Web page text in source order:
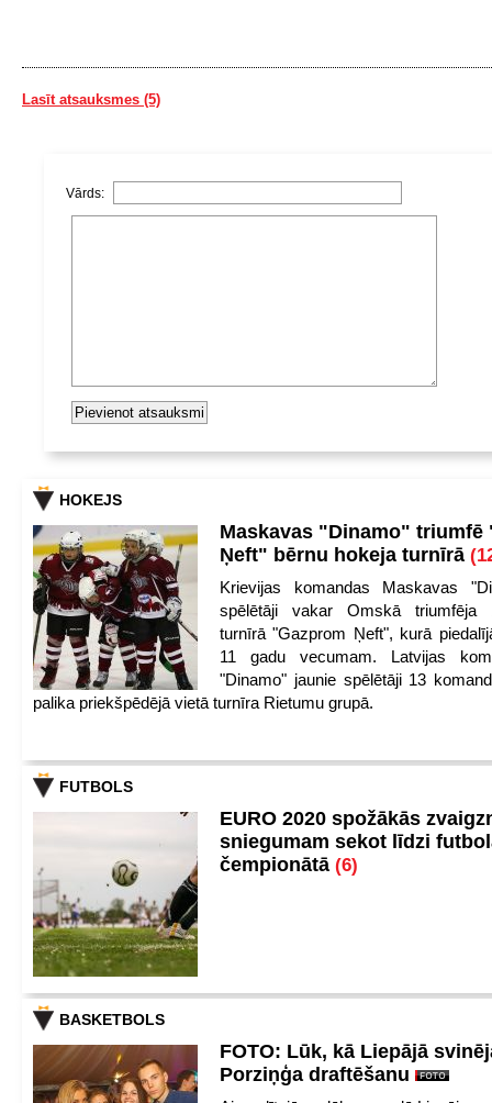
Lasīt atsauksmes (5)
Vārds:
HOKEJS
Maskavas "Dinamo" triumfē
Ņeft" bērnu hokeja turnīrā
Krievijas komandas Maskavas
spēlētāji vakar Omskā triumfēja
turnīrā "Gazprom Ņeft", kurā
11 gadu vecumam. Latvijas
"Dinamo" jaunie spēlētāji 13
palika priekšpēdējā vietā turnīra Rietumu grupā.
FUTBOLS
EURO 2020 spožākās
sniegumam sekot līdzi
čempionātā (6)
BASKETBOLS
FOTO: Lūk, kā Liepājā
Porziņģa draftēšanu